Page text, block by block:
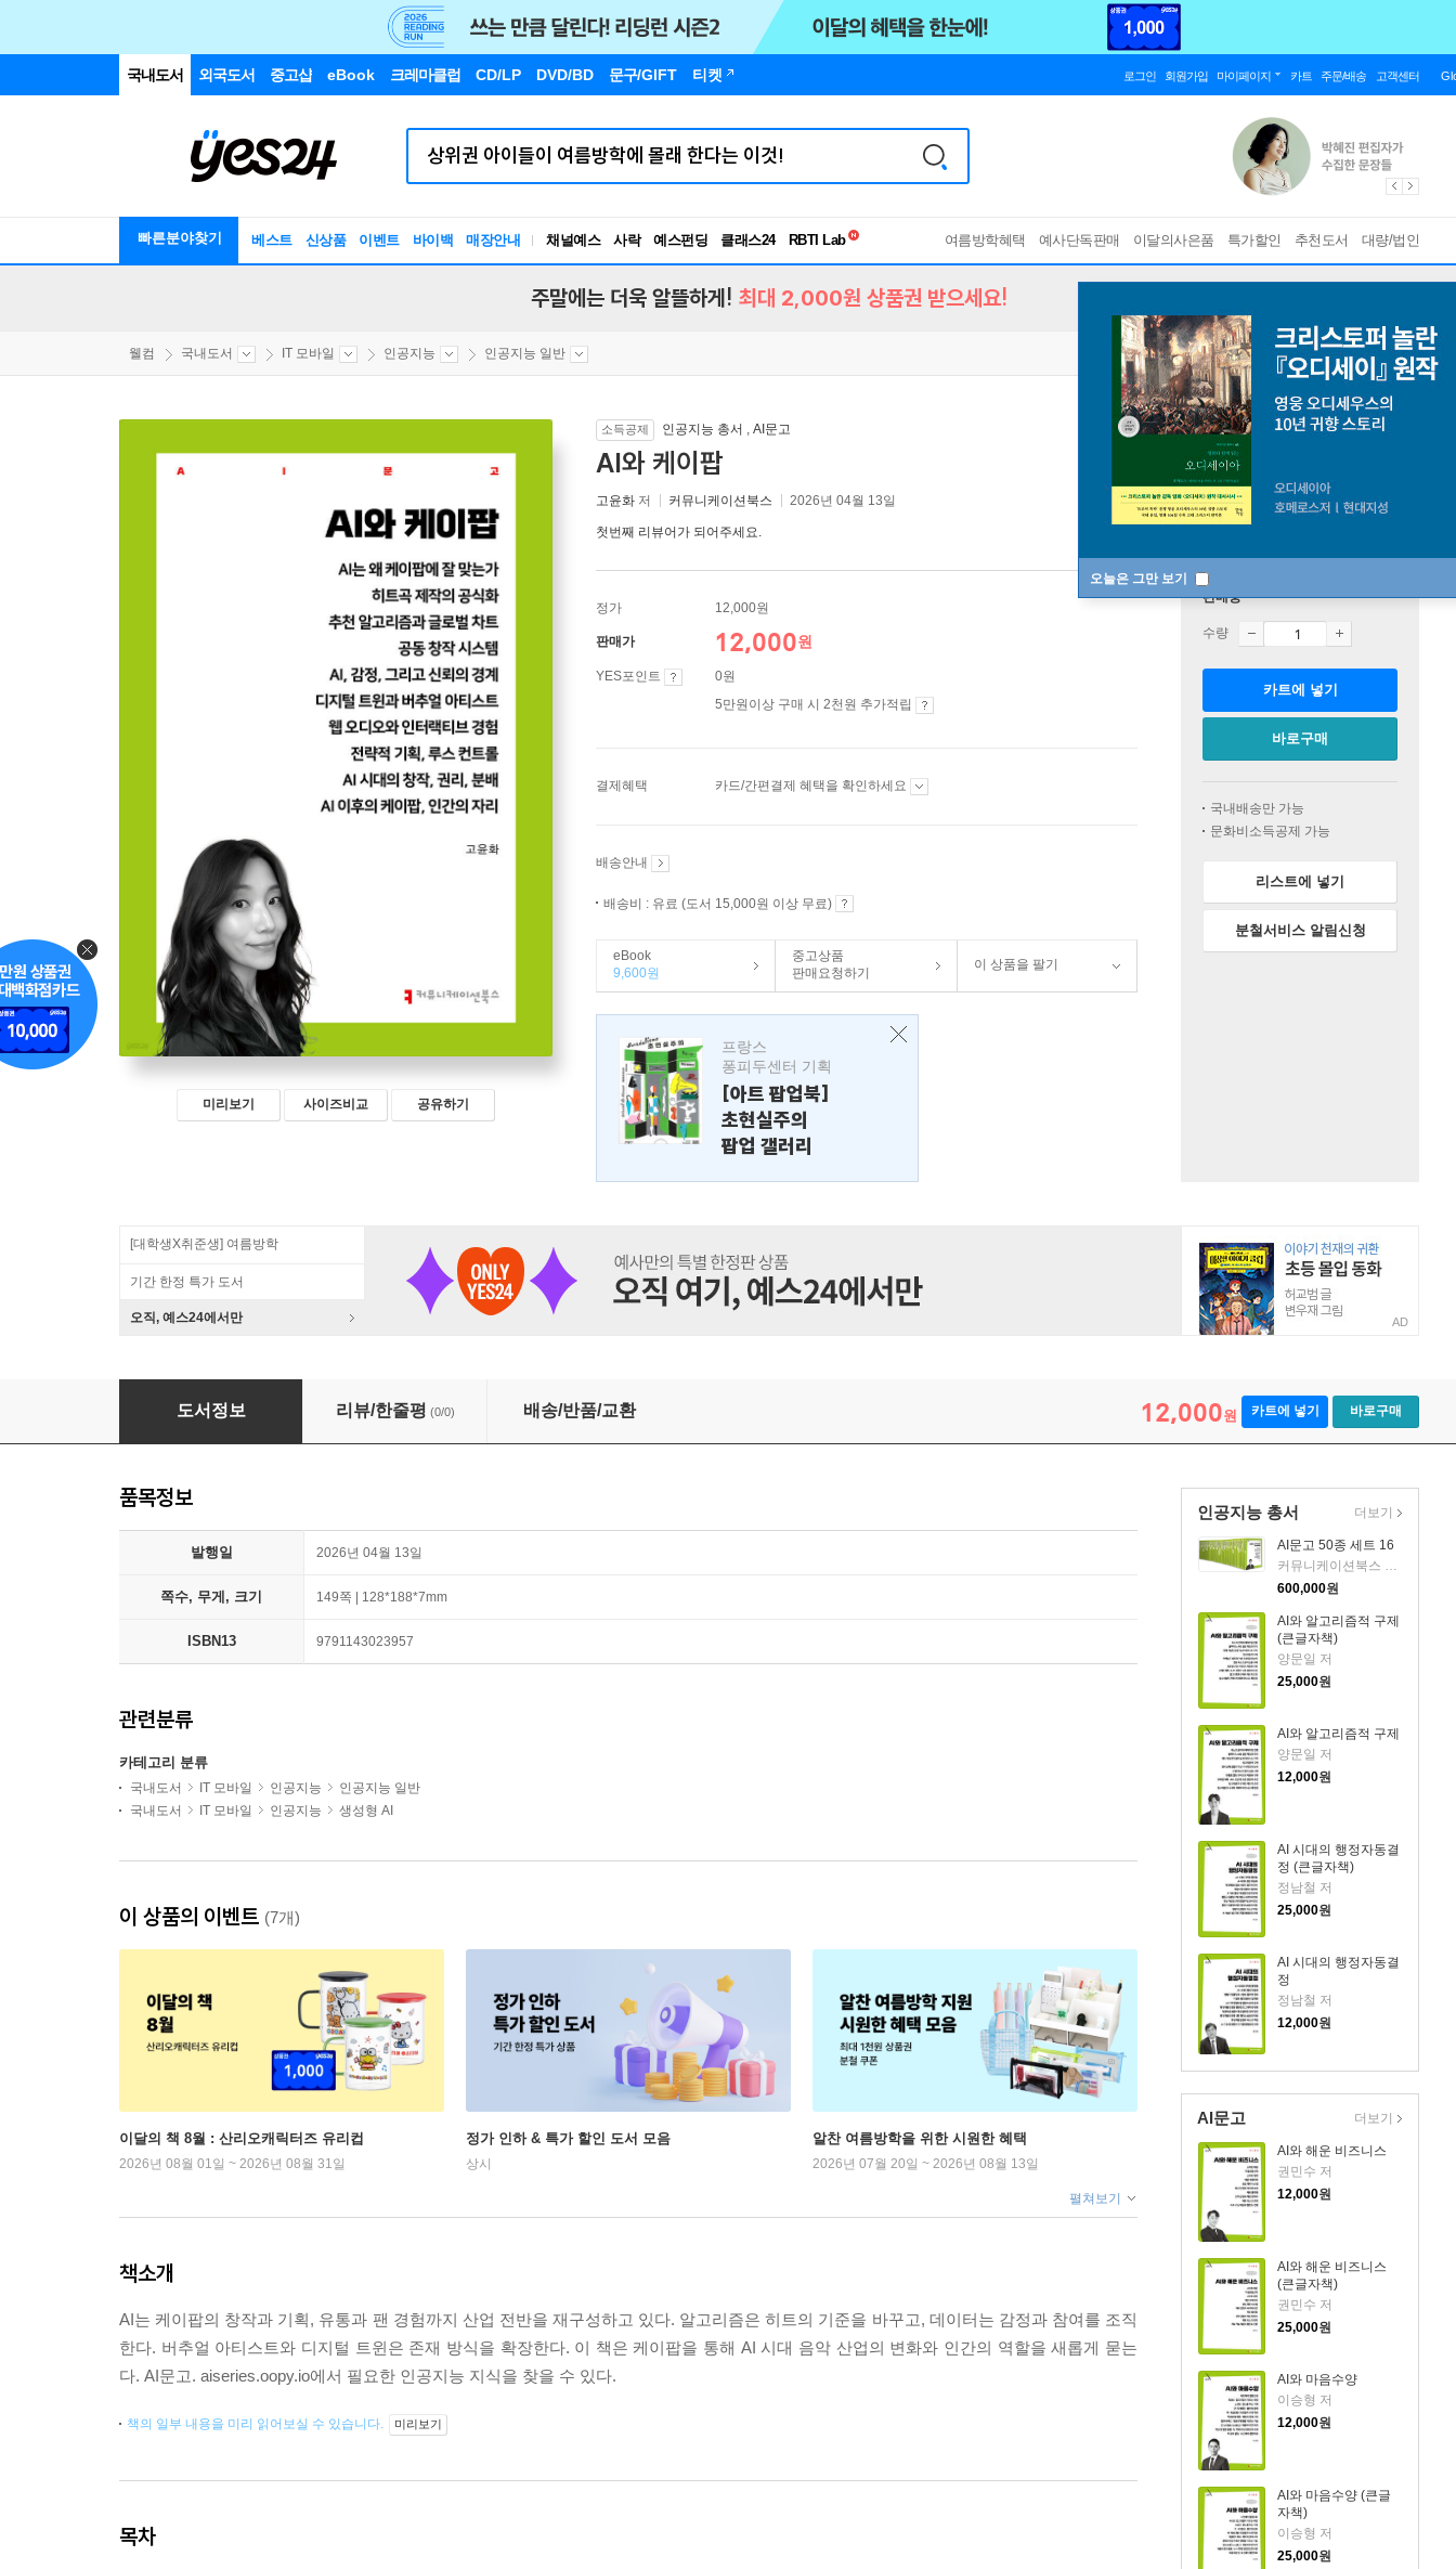
국내도서 외국도서 중고샵 eBook 크레마클럽 CD/LP DVD/BD 문구/GIFT 티켓 로그인 회원가입 마이페이지 카트 주문/배송 고객센터
빠른분야찾기 베스트 신상품 이벤트 바이백 매장안내 채널예스 사락 예스펀딩 클래스24
독서유형검사
여름방학혜택 예사단독판매 이달의사은품 특가할인 추천도서 대량/법인
오늘은 그만 보기
주말에는 더욱 알뜰하게! 최대 2,000원 상품권 받으세요!
웰컴 국내도서 IT 모바일 인공지능 인공지능 일반
미리보기 사이즈비교 공유하기
소득공제 인공지능 총서 , AI문고
AI와 케이팝
고윤화 저 커뮤니케이션북스 2026년 04월 13일
첫번째 리뷰어가 되어주세요.
정가 12,000원
판매가 12,000원
YES포인트
0원
5만원이상 구매 시 2천원 추가적립
결제혜택 카드/간편결제 혜택을 확인하세요
배송안내
배송비 : 유료 (도서 15,000원 이상 무료)
eBook
9,600원
중고상품
판매요청하기
이 상품을 팔기
프랑스
퐁피두센터 기획
[아트 팝업북]
초현실주의
팝업 갤러리
판매중
수량
카트에 넣기
바로구매
국내배송만 가능
문화비소득공제 가능
리스트에 넣기
분철서비스 알림신청
[대학생X취준생] 여름방학
기간 한정 특가 도서
오직, 예스24에서만 AD
AI와 케이팝
도서정보 리뷰/한줄평 (0/0) 배송/반품/교환 12,000원 카트에 넣기 바로구매
인공지능 총서
AI문고 50종 세트 16
커뮤니케이션북스 AI문고 기획팀 저
600,000원
AI와 알고리즘적 구제
(큰글자책)
양문일 저
25,000원
AI와 알고리즘적 구제
양문일 저
12,000원
AI 시대의 행정자동결
정 (큰글자책)
정남철 저
25,000원
AI 시대의 행정자동결
정
정남철 저
12,000원
더보기
AI문고
AI와 해운 비즈니스
권민수 저
12,000원
AI와 해운 비즈니스
(큰글자책)
권민수 저
25,000원
AI와 마음수양
이승형 저
12,000원
AI와 마음수양 (큰글
자책)
이승형 저
25,000원
더보기
품목정보
발행일 2026년 04월 13일
쪽수, 무게, 크기 149쪽 | 128*188*7mm
ISBN13 9791143023957
관련분류
카테고리 분류
국내도서 IT 모바일 인공지능
인공지능 일반
국내도서
IT 모바일 인공지능 생성형 AI
이 상품의 이벤트 (7개)
이달의 책 8월 : 산리오캐릭터즈 유리컵
2026년 08월 01일 ~ 2026년 08월 31일
정가 인하 & 특가 할인 도서 모음
상시
알찬 여름방학을 위한 시원한 혜택
2026년 07월 20일 ~ 2026년 08월 13일
펼쳐보기
책소개
AI는 케이팝의 창작과 기획, 유통과 팬 경험까지 산업 전반을 재구성하고 있다. 알고리즘은 히트의 기준을 바꾸고, 데이터는 감정과 참여를 조직
한다. 버추얼 아티스트와 디지털 트윈은 존재 방식을 확장한다. 이 책은 케이팝을 통해 AI 시대 음악 산업의 변화와 인간의 역할을 새롭게 묻는
다. AI문고. aiseries.oopy.io에서 필요한 인공지능 지식을 찾을 수 있다.
책의 일부 내용을 미리 읽어보실 수 있습니다. 미리보기
목차